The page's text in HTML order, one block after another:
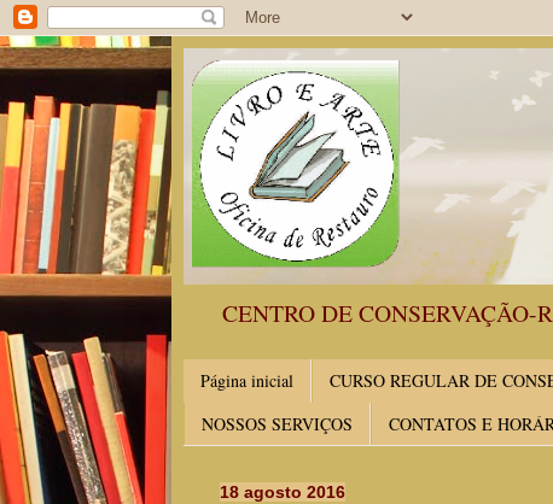
CENTRO DE
Página inicial CURSO REGULAR DE
NOSSOS SERVIÇOS
CONTATOS E
18 agosto 2016